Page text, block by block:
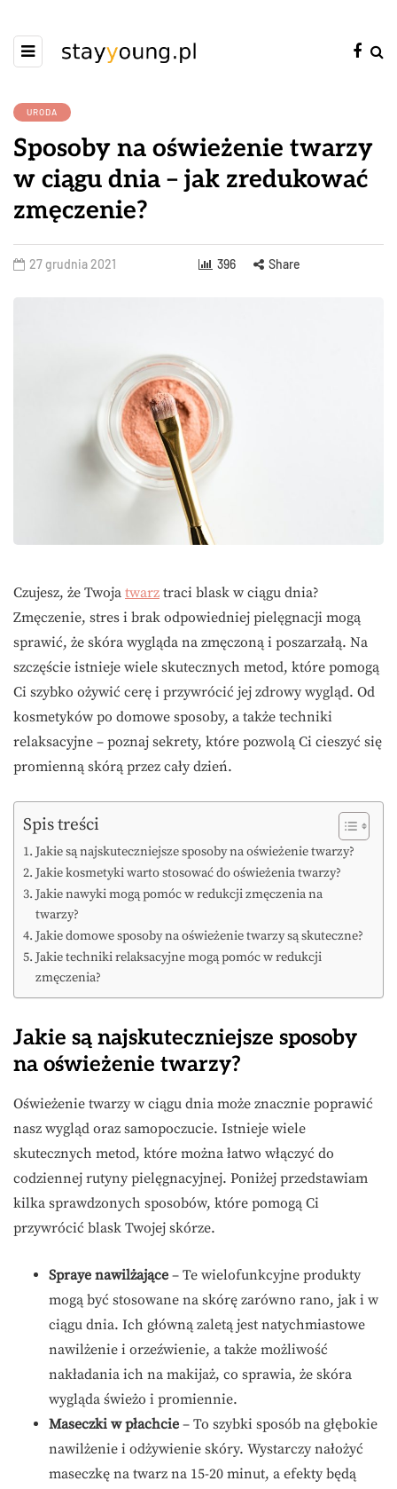
URODA
Sposoby na oświeżenie twarzy
w ciągu dnia – jak zredukować
zmęczenie?
27 grudnia 2021 396 Share
Czujesz, że Twoja twarz traci blask w ciągu dnia?
Zmęczenie, stres i brak odpowiedniej pielęgnacji mogą
sprawić, że skóra wygląda na zmęczoną i poszarzałą. Na
szczęście istnieje wiele skutecznych metod, które pomogą
Ci szybko ożywić cerę i przywrócić jej zdrowy wygląd. Od
kosmetyków po domowe sposoby, a także techniki
relaksacyjne – poznaj sekrety, które pozwolą Ci cieszyć się
promienną skórą przez cały dzień.
Spis treści
Jakie są najskuteczniejsze sposoby na oświeżenie twarzy?
Jakie kosmetyki warto stosować do oświeżenia twarzy?
Jakie nawyki mogą pomóc w redukcji zmęczenia na
twarzy?
Jakie domowe sposoby na oświeżenie twarzy są skuteczne?
Jakie techniki relaksacyjne mogą pomóc w redukcji
zmęczenia?
Jakie są najskuteczniejsze sposoby
na oświeżenie twarzy?
Oświeżenie twarzy w ciągu dnia może znacznie poprawić
nasz wygląd oraz samopoczucie. Istnieje wiele
skutecznych metod, które można łatwo włączyć do
codziennej rutyny pielęgnacyjnej. Poniżej przedstawiam
kilka sprawdzonych sposobów, które pomogą Ci
przywrócić blask Twojej skórze.
Spraye nawilżające – Te wielofunkcyjne produkty
mogą być stosowane na skórę zarówno rano, jak i w
ciągu dnia. Ich główną zaletą jest natychmiastowe
nawilżenie i orzeźwienie, a także możliwość
nakładania ich na makijaż, co sprawia, że skóra
wygląda świeżo i promiennie.
Maseczki w płachcie – To szybki sposób na głębokie
nawilżenie i odżywienie skóry. Wystarczy nałożyć
maseczkę na twarz na 15-20 minut, a efekty będą